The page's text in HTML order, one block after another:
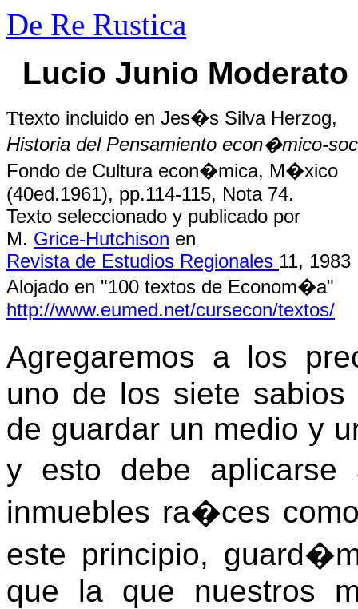
De Re Rustica
Lucio Junio Moderato
Ttexto incluido en Jes�s Silva Herzog,
Historia del Pensamiento econ�mico-
Fondo de Cultura econ�mica, M�xico
(40ed.1961), pp.114-115, Nota 74.
Texto seleccionado y publicado por
M. Grice-Hutchison en
Revista de Estudios Regionales 11, 1983
Alojado en "100 textos de Econom�a"
http://www.eumed.net/cursecon/textos/
Agregaremos a los
uno de los siete
de guardar un medio y
y esto debe
inmuebles ra�ces
este principio,
que la que nuestros